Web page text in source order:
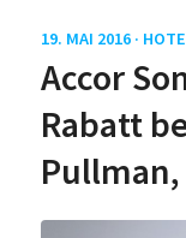
19. MAI 2016 ·
Accor
Rabatt